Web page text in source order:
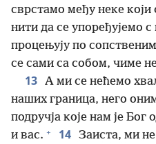
сврстамо међу неке који
нити да се упоређујемо
процењују по
се сами са собом, чиме
13 А ми се нећемо
наших граница, него
подручја које нам је Бог
и вас. + 14 Заиста, ми